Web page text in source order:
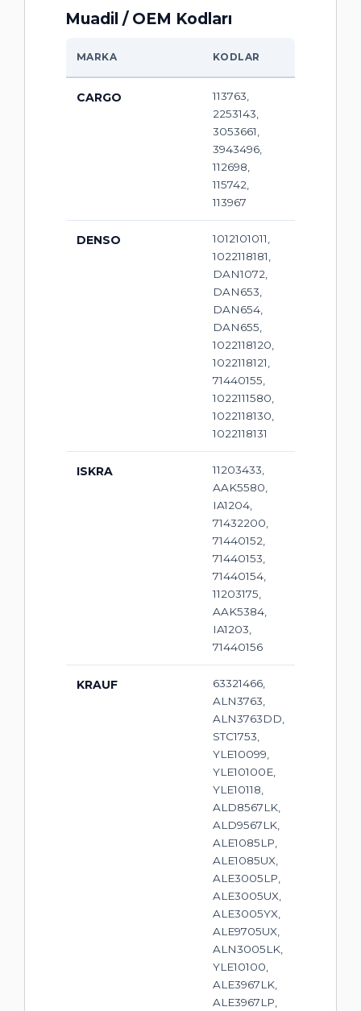
Muadil / OEM Kodları
MARKA KODLAR
CARGO
113763,
2253143,
3053661,
3943496,
112698,
115742,
113967
DENSO
1012101011,
1022118181,
DAN1072,
DAN653,
DAN654,
DAN655,
1022118120,
1022118121,
71440155,
1022111580,
1022118130,
1022118131
ISKRA
11203433,
AAK5580,
IA1204,
71432200,
71440152,
71440153,
71440154,
11203175,
AAK5384,
IA1203,
71440156
KRAUF
63321466,
ALN3763,
ALN3763DD,
STC1753,
YLE10099,
YLE10100E,
YLE10118,
ALD8567LK,
ALD9567LK,
ALE1085LP,
ALE1085UX,
ALE3005LP,
ALE3005UX,
ALE3005YX,
ALE9705UX,
ALN3005LK,
YLE10100,
ALE3967LK,
ALE3967LP,